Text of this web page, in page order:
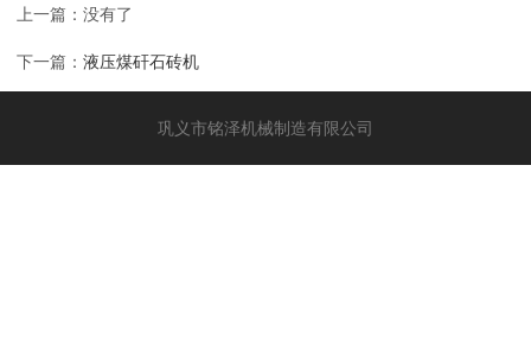
上一篇：没有了
下一篇： 液压煤矸石砖机
巩义市铭泽机械制造有限公司